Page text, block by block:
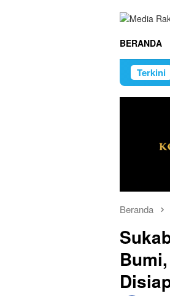
BERANDA
Terkini
Beranda